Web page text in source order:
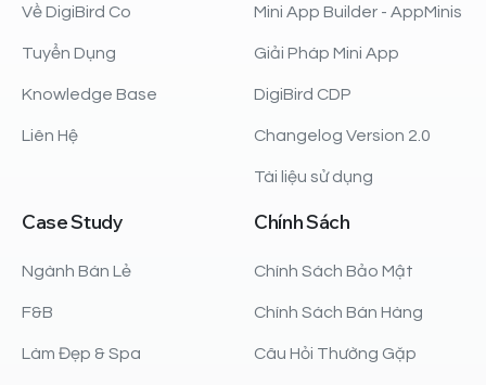
Về DigiBird Co
Tuyển Dụng
Knowledge Base
Liên Hệ
Mini App Builder - AppMinis
Giải Pháp Mini App
DigiBird CDP
Changelog Version 2.0
Tài liệu sử dụng
CaseStudy
Ngành Bán Lẻ
F&B
Làm Đẹp & Spa
ChínhSách
Chính Sách Bảo Mật
Chính Sách Bán Hàng
Câu Hỏi Thường Gặp